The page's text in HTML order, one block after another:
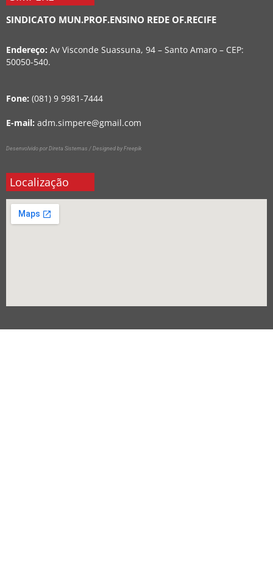
SINDICATO MUN.PROF.ENSINO REDE OF.RECIFE
Endereço: Av Visconde Suassuna, 94 – Santo Amaro – CEP:
50050-540.
Fone: (081) 9 9981-7444
E-mail: adm.simpere@gmail.com
Desenvolvido por Direta Sistemas / Designed by Freepik
Localização